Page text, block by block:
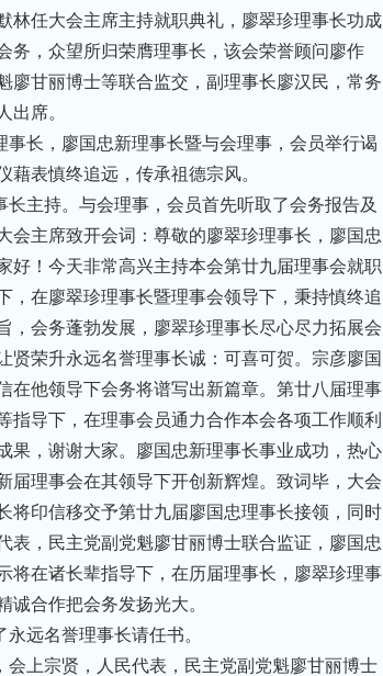
林任大会主席主持就职典礼，廖翠珍理事长功成
务，众望所归荣膺理事长，该会荣誉顾问廖作
廖甘丽博士等联合监交，副理事长廖汉民，常务
出席。
长，廖国忠新理事长暨与会理事，会员举行谒
表慎终追远，传承祖德宗风。
主持。与会理事，会员首先听取了会务报告及
会主席致开会词：尊敬的廖翠珍理事长，廖国忠
好！今天非常高兴主持本会第廿九届理事会就职
，在廖翠珍理事长暨理事会领导下，秉持慎终追
，会务蓬勃发展，廖翠珍理事长尽心尽力拓展会
贤荣升永远名誉理事长诚：可喜可贺。宗彦廖国
在他领导下会务将谱写出新篇章。第廿八届理事
指导下，在理事会员通力合作本会各项工作顺利
果，谢谢大家。廖国忠新理事长事业成功，热心
届理事会在其领导下开创新辉煌。致词毕，大会
将印信移交予第廿九届廖国忠理事长接领，同时
表，民主党副党魁廖甘丽博士联合监证，廖国忠
将在诸长辈指导下，在历届理事长，廖翠珍理事
诚合作把会务发扬光大。
远名誉理事长请任书。
上宗贤，人民代表，民主党副党魁廖甘丽博士